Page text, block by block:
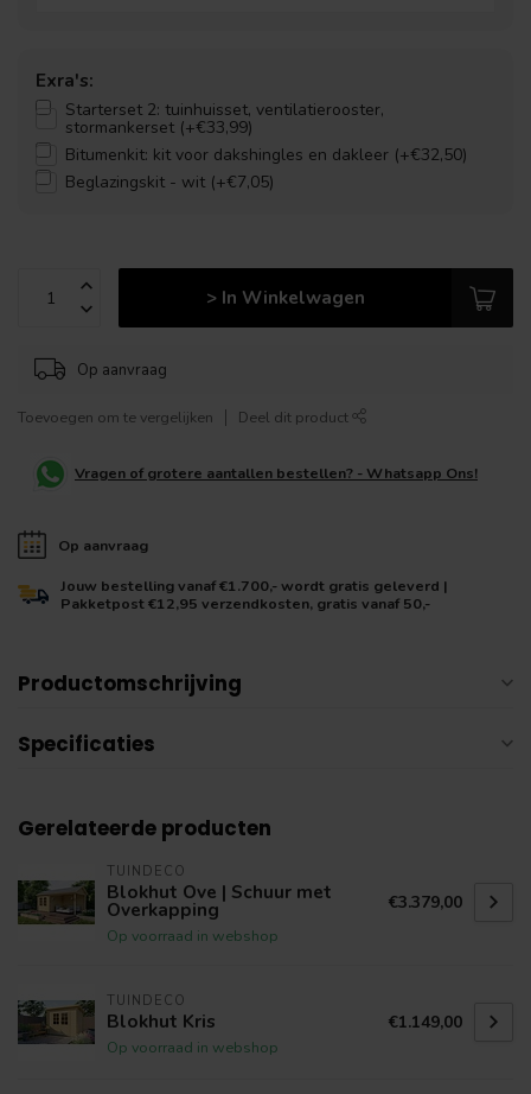
Exra's:
Starterset 2: tuinhuisset, ventilatierooster,
stormankerset (+€33,99)
Bitumenkit: kit voor dakshingles en dakleer (+€32,50)
Beglazingskit - wit (+€7,05)
> In Winkelwagen
Op aanvraag
Toevoegen om te vergelijken Deel dit product
Vragen of grotere aantallen bestellen? - Whatsapp Ons!
Op aanvraag
Jouw bestelling vanaf €1.700,- wordt gratis geleverd |
Pakketpost €12,95 verzendkosten, gratis vanaf 50,-
Productomschrijving
Specificaties
Gerelateerde producten
TUINDECO
Blokhut Ove | Schuur met
Overkapping
Op voorraad in webshop
€3.379,00
TUINDECO
Blokhut Kris
Op voorraad in webshop
€1.149,00